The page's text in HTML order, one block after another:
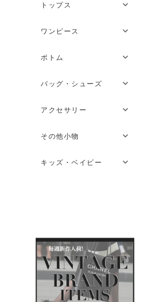
トップス
ワンピース
ボトム
バッグ・シューズ
アクセサリー
その他小物
キッズ・ベイビー